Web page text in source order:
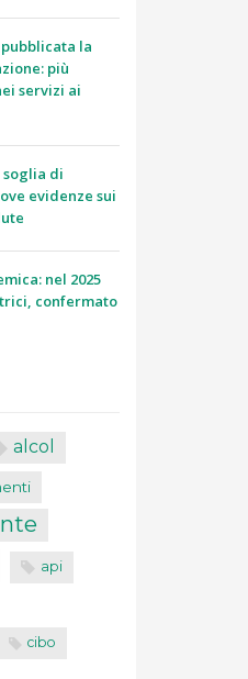
la
più
servizi ai
soglia di
evidenze sui
nel 2025
confermato
alcol
api
cibo